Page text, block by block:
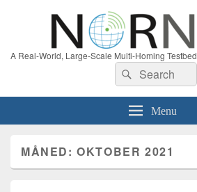
A Real-World, Large-Scale Multi-Homing Testbed
Search
for:
Search
Menu
MÅNED:OKTOBER 2021